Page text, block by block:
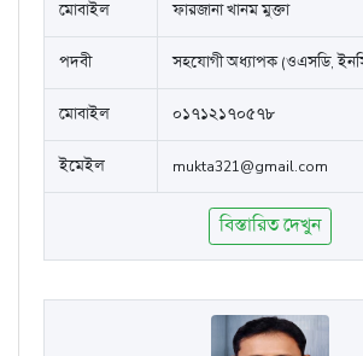
মোবাইল ফারজানা খানম মুক্তা
পদবী সহযোগী অধ্যাপক (ওএসডি,
মোবাইল ০১৭১২১৭০৫৭৮
ইমেইল mukta321@gmail.com
বিস্তারিত দেখুন